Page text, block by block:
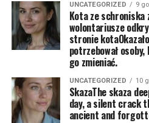
UNCATEGORIZED 9
Kota ze
wolontariusze
stronie
potrzebował
go zmieniać.
UNCATEGORIZED 10
SkazaThe skaza
day, a silent crack
ancient and